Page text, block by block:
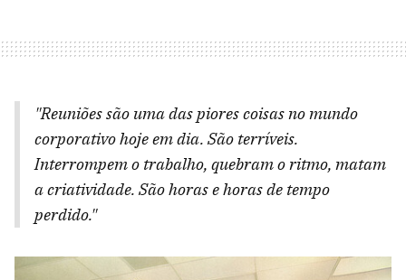
"Reuniões são uma das piores coisas no mundo
corporativo hoje em dia. São terríveis.
Interrompem o trabalho, quebram o ritmo, matam
a criatividade. São horas e horas de tempo
perdido."